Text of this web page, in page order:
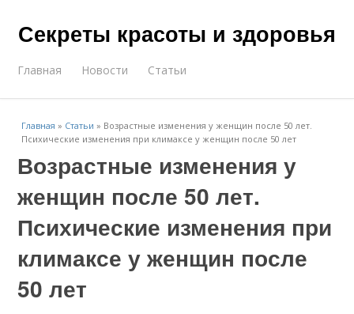
Секреты красоты и здоровья
Главная Новости Статьи
Главная » Статьи » Возрастные изменения у женщин после 50 лет.
Психические изменения при климаксе у женщин после 50 лет
Возрастные изменения у
женщин после 50 лет.
Психические изменения при
климаксе у женщин после
50 лет